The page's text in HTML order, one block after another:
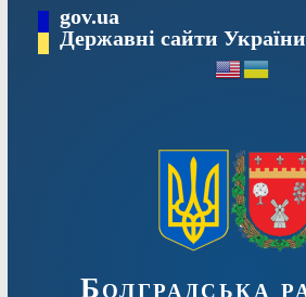
Перейтиgov.ua
Державні сайти України
Болградська